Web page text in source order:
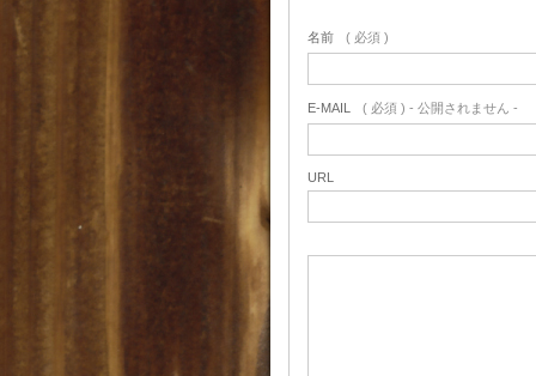
名前 ( 必須 )
E-MAIL ( 必須 ) - 公開されません -
URL